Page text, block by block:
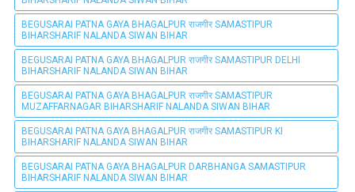
BEGUSARAI PATNA GAYA BHAGALPUR राजगीर SAMASTIPUR
BIHARSHARIF NALANDA SIWAN BIHAR
BEGUSARAI PATNA GAYA BHAGALPUR राजगीर SAMASTIPUR DELHI
BIHARSHARIF NALANDA SIWAN BIHAR
BEGUSARAI PATNA GAYA BHAGALPUR राजगीर SAMASTIPUR
MUZAFFARNAGAR BIHARSHARIF NALANDA SIWAN BIHAR
BEGUSARAI PATNA GAYA BHAGALPUR राजगीर SAMASTIPUR KI
BIHARSHARIF NALANDA SIWAN BIHAR
BEGUSARAI PATNA GAYA BHAGALPUR DARBHANGA SAMASTIPUR
BIHARSHARIF NALANDA SIWAN BIHAR